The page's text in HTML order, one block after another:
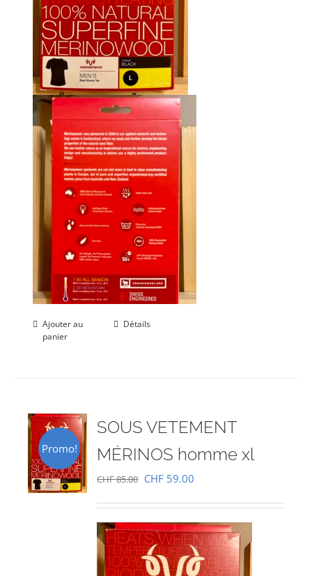
Ajouter au
panier
Détails
Promo!
SOUS VETEMENT
MÉRINOS homme xl
CHF85.00 Le
initial
était :
CHF 85.00.
CHF 59.00
actuel
est :
CHF 59.00.